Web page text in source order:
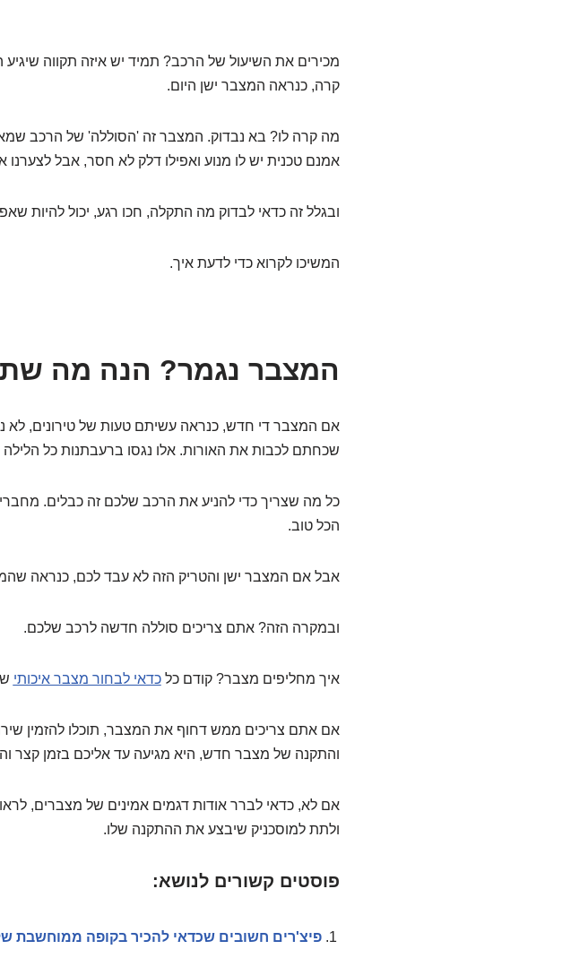
מכירים את השיעול של הרכב? תמיד יש איזה תקווה
קרה, כנראה המצבר ישן היום.
מה קרה לו? בא נבדוק. המצבר זה 'הסוללה' של הרכב
אמנם טכנית יש לו מנוע ואפילו דלק לא חסר, אבל לצערנו
ובגלל זה כדאי לבדוק מה התקלה, חכו רגע, יכול להיות
המשיכו לקרוא כדי לדעת איך.
המצבר נגמר? הנה מה
אם המצבר די חדש, כנראה עשיתם טעות של טירונים,
שכחתם לכבות את האורות. אלו נגסו ברעבתנות כל
כל מה שצריך כדי להניע את הרכב שלכם זה כבלים.
הכל טוב.
אבל אם המצבר ישן והטריק הזה לא עבד לכם, כנראה
ובמקרה הזה? אתם צריכים סוללה חדשה לרכב שלכם.
איך מחליפים מצבר? קודם כלכדאי לבחור מצבר איכותי
אם אתם צריכים ממש דחוף את המצבר, תוכלו להזמין
והתקנה של מצבר חדש, היא מגיעה עד אליכם בזמן קצר
אם לא, כדאי לברר אודות דגמים אמינים של מצברים,
ולתת למוסכניק שיבצע את ההתקנה שלו.
פוסטים קשורים לנושא:
פיצ'רים חשובים שכדאי להכיר בקופה ממוחשבת